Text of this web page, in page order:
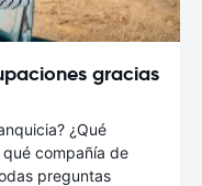
gracias
¿Qué
qué compañía de
preguntas